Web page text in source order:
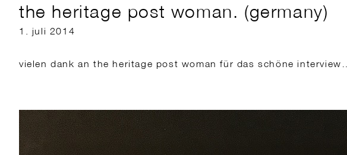
the heritage post woman. (germany)
1. juli 2014
vielen dank an the heritage post woman für das schöne interview…